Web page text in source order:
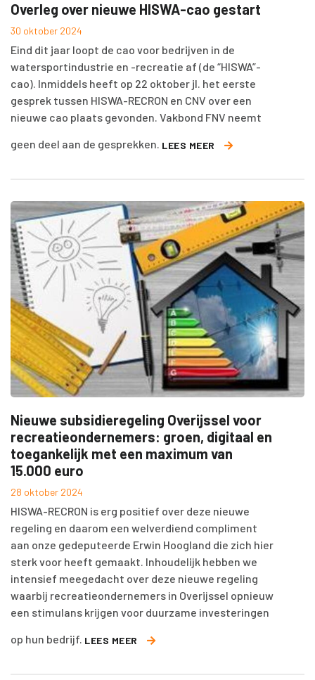
Overleg over nieuwe HISWA-cao gestart
30 oktober 2024
Eind dit jaar loopt de cao voor bedrijven in de
watersportindustrie en -recreatie af (de “HISWA”-
cao). Inmiddels heeft op 22 oktober jl. het eerste
gesprek tussen HISWA-RECRON en CNV over een
nieuwe cao plaats gevonden. Vakbond FNV neemt
geen deel aan de gesprekken. LEES MEER
Nieuwe subsidieregeling Overijssel voor
recreatieondernemers: groen, digitaal en
toegankelijk met een maximum van
15.000 euro
28 oktober 2024
HISWA-RECRON is erg positief over deze nieuwe
regeling en daarom een welverdiend compliment
aan onze gedeputeerde Erwin Hoogland die zich hier
sterk voor heeft gemaakt. Inhoudelijk hebben we
intensief meegedacht over deze nieuwe regeling
waarbij recreatieondernemers in Overijssel opnieuw
een stimulans krijgen voor duurzame investeringen
op hun bedrijf. LEES MEER